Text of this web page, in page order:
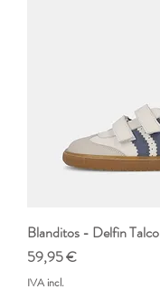
Blanditos - Delfin Talco
Preço
59,95 €
IVA incl.